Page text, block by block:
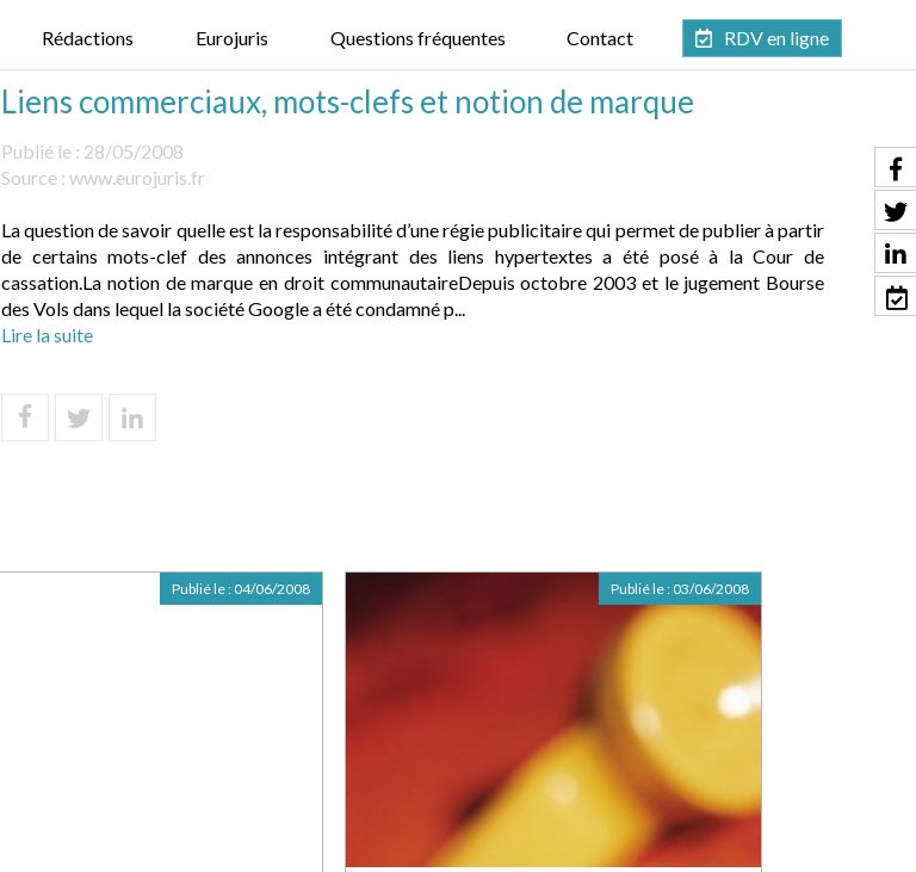
Rédactions Eurojuris Questions fréquentes Contact RDV en ligne
Liens commerciaux, mots-clefs et notion de marque
Publié le : 28/05/2008
Source : www.eurojuris.fr
La question de savoir quelle est la responsabilité d’une régie publicitaire qui permet de publier à partir
de certains mots-clef des annonces intégrant des liens hypertextes a été posé à la Cour de
cassation.La notion de marque en droit communautaireDepuis octobre 2003 et le jugement Bourse
des Vols dans lequel la société Google a été condamné p...
Lire la suite
Publié le : 04/06/2008 Publié le : 03/06/2008